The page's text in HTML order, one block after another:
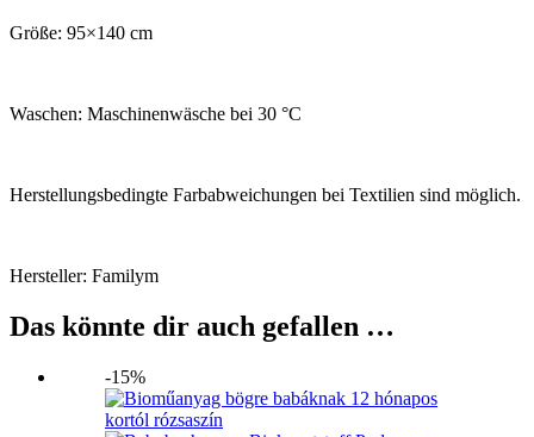
Größe: 95×140 cm
Waschen: Maschinenwäsche bei 30 °C
Herstellungsbedingte Farbabweichungen bei Textilien sind möglich.
Hersteller: Familym
Das könnte dir auch gefallen …
-15%